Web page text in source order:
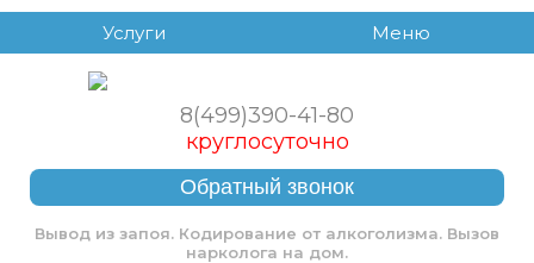
8(499)390-41-80
круглосуточно
Обратный звонок
Услуги Меню
Вывод из запоя. Кодирование от алкоголизма. Вызов
нарколога на дом.